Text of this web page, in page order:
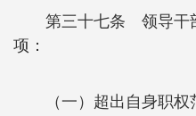
第三十七条 领导干
项：
（一）超出自身职